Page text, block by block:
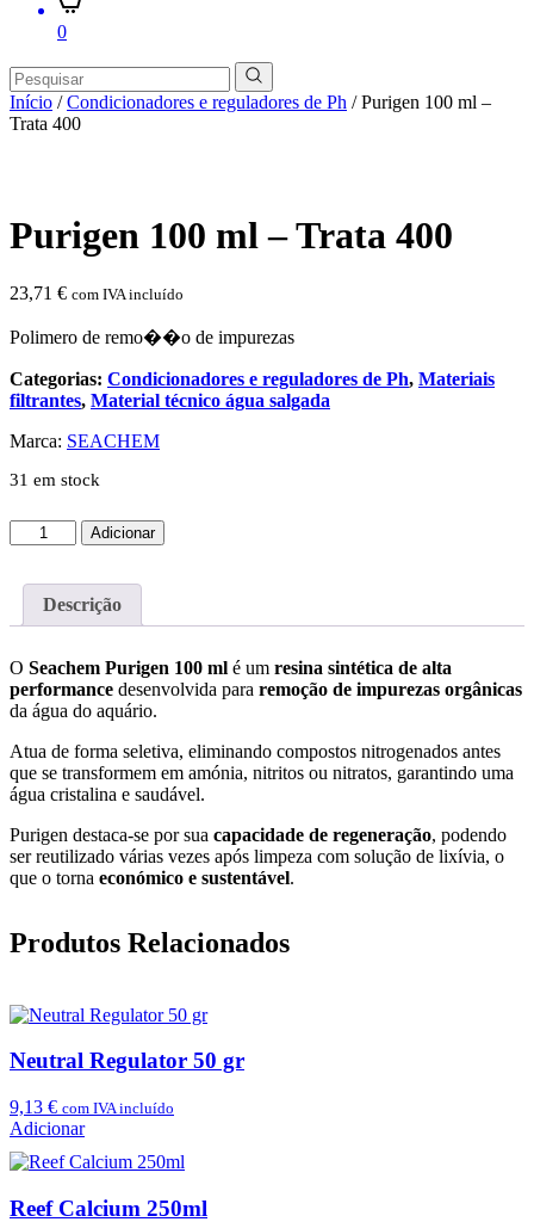
0
Início /Condicionadores e reguladores de Ph / Purigen 100 ml –
Trata 400
Purigen 100 ml – Trata 400
23,71 € com IVA incluído
Polimero de remo��o de impurezas
Categorias: Condicionadores e reguladores de Ph, Materiais
filtrantes, Material técnico água salgada
Marca: SEACHEM
31 em stock
Quantidade
de
100
Trata
400
Adicionar
Descrição
O Seachem Purigen 100 ml é um resina sintética de alta
performance desenvolvida para remoção de impurezas orgânicas
da água do aquário.
Atua de forma seletiva, eliminando compostos nitrogenados antes
que se transformem em amónia, nitritos ou nitratos, garantindo uma
água cristalina e saudável.
Purigen destaca-se por sua capacidade de regeneração, podendo
ser reutilizado várias vezes após limpeza com solução de lixívia, o
que o torna económico e sustentável.
Produtos Relacionados
Neutral Regulator 50 gr
9,13 € com IVA incluído
Adicionar
Reef Calcium 250ml